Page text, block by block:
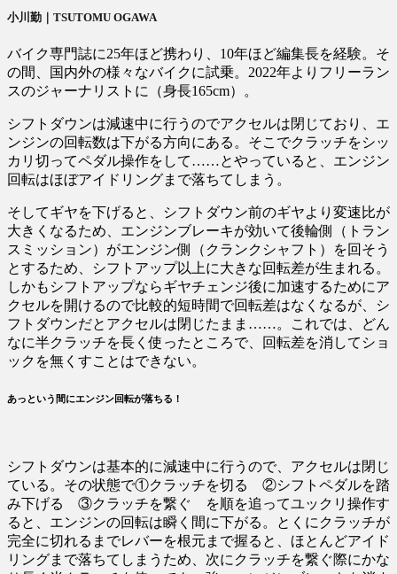
小川勤｜TSUTOMU OGAWA
バイク専門誌に25年ほど携わり、10年ほど編集長を経験。そ
の間、国内外の様々なバイクに試乗。2022年よりフリーラン
スのジャーナリストに（身長165cm）。
シフトダウンは減速中に行うのでアクセルは閉じており、エ
ンジンの回転数は下がる方向にある。そこでクラッチをシッ
カリ切ってペダル操作をして……とやっていると、エンジン
回転はほぼアイドリングまで落ちてしまう。
そしてギヤを下げると、シフトダウン前のギヤより変速比が
大きくなるため、エンジンブレーキが効いて後輪側（トラン
スミッション）がエンジン側（クランクシャフト）を回そう
とするため、シフトアップ以上に大きな回転差が生まれる。
しかもシフトアップならギヤチェンジ後に加速するためにア
クセルを開けるので比較的短時間で回転差はなくなるが、シ
フトダウンだとアクセルは閉じたまま……。これでは、どん
なに半クラッチを長く使ったところで、回転差を消してショ
ックを無くすことはできない。
あっという間にエンジン回転が落ちる！
シフトダウンは基本的に減速中に行うので、アクセルは閉じ
ている。その状態で①クラッチを切る ②シフトペダルを踏
み下げる ③クラッチを繋ぐ を順を追ってユックリ操作す
ると、エンジンの回転は瞬く間に下がる。とくにクラッチが
完全に切れるまでレバーを根元まで握ると、ほとんどアイド
リングまで落ちてしまうため、次にクラッチを繋ぐ際にかな